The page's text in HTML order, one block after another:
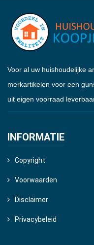
Voor al uw huishoudelijke
merkartikelen voor een
uit eigen voorraad
INFORMATIE
Copyright
Voorwaarden
Disclaimer
Privacybeleid